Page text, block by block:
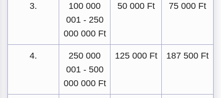
3.
100 000
001 - 250
000 000 Ft
50 000 Ft 75 000 Ft
4.
250 000
001 - 500
000 000 Ft
125 000 Ft 187 500 Ft